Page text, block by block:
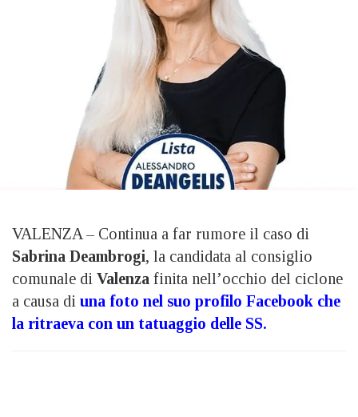
VALENZA – Continua a far rumore il caso di
Sabrina Deambrogi, la candidata al consiglio
comunale di Valenza finita nell’occhio del ciclone
a causa di una foto nel suo profilo Facebook che
la ritraeva con un tatuaggio delle SS.